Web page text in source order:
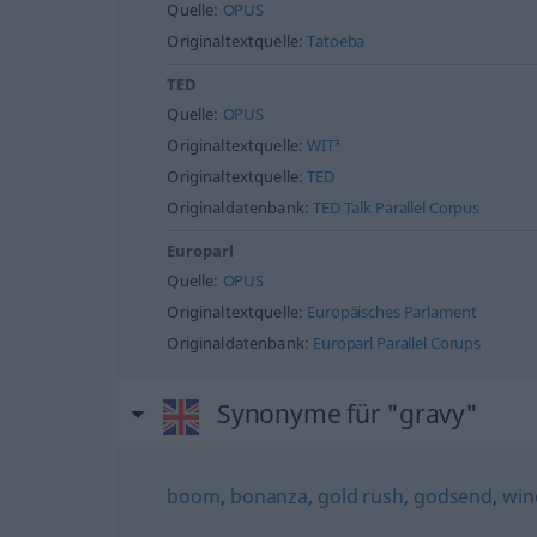
Quelle: OPUS
Originaltextquelle:Tatoeba
TED
Quelle: OPUS
Originaltextquelle:WIT³
Originaltextquelle:TED
Originaldatenbank:TED Talk Parallel Corpus
Europarl
Quelle: OPUS
Originaltextquelle: Europäisches Parlament
Originaldatenbank: Europarl Parallel Corups
Synonyme für "gravy"
boom, bonanza, gold rush, godsend,